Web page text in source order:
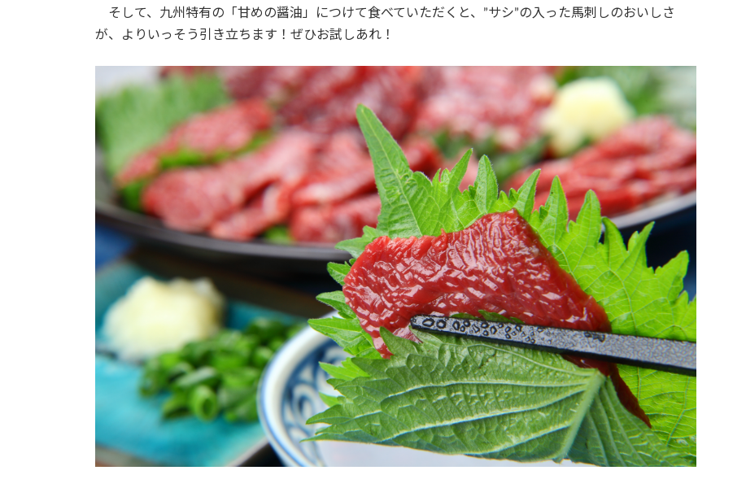
そして、九州特有の「甘めの醤油」につけて食べていただくと、”サシ”の入った馬刺しのおいしさ
が、よりいっそう引き立ちます！ぜひお試しあれ！